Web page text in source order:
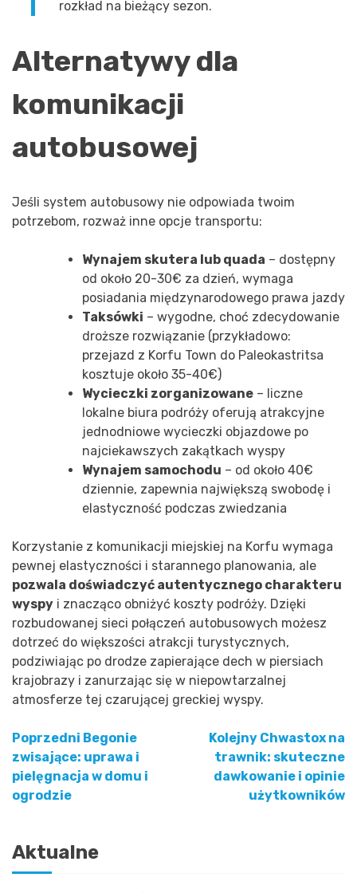
rozkład na bieżący sezon.
Alternatywy dla
komunikacji
autobusowej
Jeśli system autobusowy nie odpowiada twoim
potrzebom, rozważ inne opcje transportu:
Wynajem skutera lub quada – dostępny
od około 20-30€ za dzień, wymaga
posiadania międzynarodowego prawa jazdy
Taksówki – wygodne, choć zdecydowanie
droższe rozwiązanie (przykładowo:
przejazd z Korfu Town do Paleokastritsa
kosztuje około 35-40€)
Wycieczki zorganizowane – liczne
lokalne biura podróży oferują atrakcyjne
jednodniowe wycieczki objazdowe po
najciekawszych zakątkach wyspy
Wynajem samochodu – od około 40€
dziennie, zapewnia największą swobodę i
elastyczność podczas zwiedzania
Korzystanie z komunikacji miejskiej na Korfu wymaga
pewnej elastyczności i starannego planowania, ale
pozwala doświadczyć autentycznego charakteru
wyspy i znacząco obniżyć koszty podróży. Dzięki
rozbudowanej sieci połączeń autobusowych możesz
dotrzeć do większości atrakcji turystycznych,
podziwiając po drodze zapierające dech w piersiach
krajobrazy i zanurzając się w niepowtarzalnej
atmosferze tej czarującej greckiej wyspy.
Nawigacja
wpisu
Poprzedni Begonie
zwisające: uprawa i
pielęgnacja w domu i
ogrodzie
Kolejny Chwastox na
trawnik: skuteczne
dawkowanie i opinie
użytkowników
Aktualne